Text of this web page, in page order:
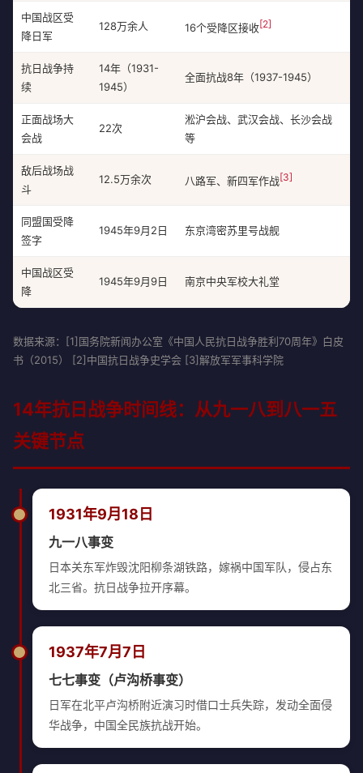
中国战区受
降日军
128万余人 16个受降区接收[2]
抗日战争持
续
14年（1931-
1945）
全面抗战8年（1937-1945）
正面战场大
会战
22次
淞沪会战、武汉会战、长沙会战
等
敌后战场战
斗
12.5万余次 八路军、新四军作战[3]
同盟国受降
签字
1945年9月2日 东京湾密苏里号战舰
中国战区受
降
1945年9月9日 南京中央军校大礼堂
数据来源：[1]国务院新闻办公室《中国人民抗日战争胜利70周年》白皮
书（2015） [2]中国抗日战争史学会 [3]解放军军事科学院
14年抗日战争时间线：从九一八到八一五
关键节点
1931年9月18日
九一八事变
日本关东军炸毁沈阳柳条湖铁路，嫁祸中国军队，侵占东
北三省。抗日战争拉开序幕。
1937年7月7日
七七事变（卢沟桥事变）
日军在北平卢沟桥附近演习时借口士兵失踪，发动全面侵
华战争，中国全民族抗战开始。